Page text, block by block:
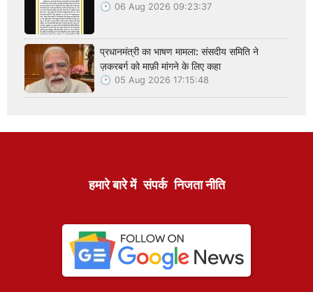
06 Aug 2026 09:23:37
प्रधानमंत्री का भाषण मामला: संसदीय समिति ने
ज़करबर्ग को माफ़ी मांगने के लिए कहा
05 Aug 2026 17:15:48
हमारे बारे में संपर्क निजता नीति